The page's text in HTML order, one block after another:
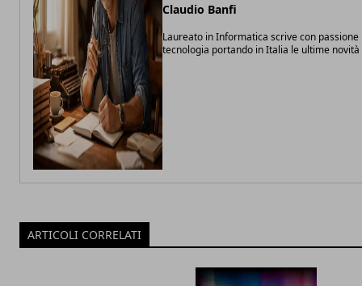
Claudio Banfi
Laureato in Informatica scrive con
tecnologia portando in Italia le ultime novità
ARTICOLI CORRELATI